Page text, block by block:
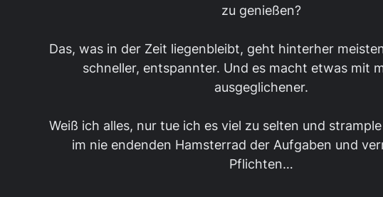
zu genießen?
Das, was in der Zeit liegenbleibt, geht hinterher
schneller, entspannter. Und es macht etwas mit
ausgeglichener.
Weiß ich alles, nur tue ich es viel zu selten und
im nie endenden Hamsterrad der Aufgaben und
Pflichten…